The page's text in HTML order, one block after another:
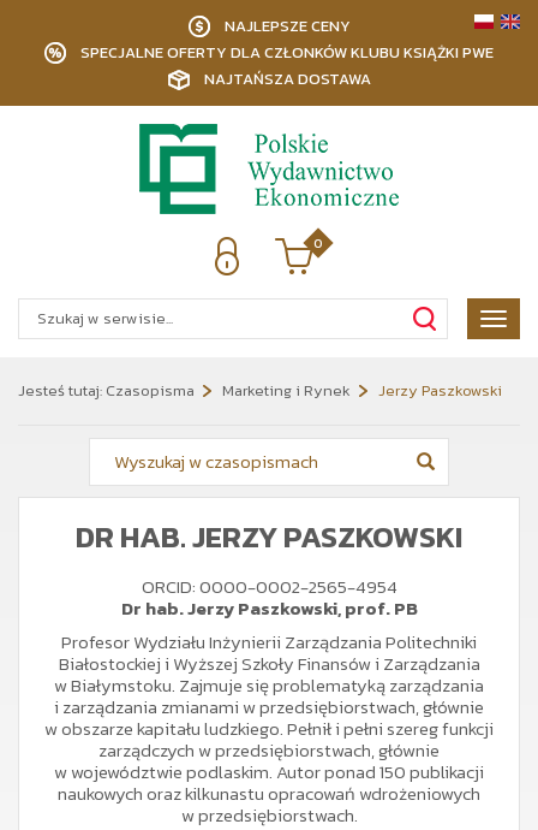
NAJLEPSZE CENY
SPECJALNE OFERTY DLA CZŁONKÓW KLUBU KSIĄŻKI PWE
NAJTAŃSZA DOSTAWA
0
Pokaż
menu
Jesteś tutaj: Czasopisma Marketing i Rynek Jerzy Paszkowski
DR HAB. JERZY PASZKOWSKI
ORCID: 0000-0002-2565-4954
Dr hab. Jerzy Paszkowski, prof. PB
Profesor Wydziału Inżynierii Zarządzania Politechniki
Białostockiej i Wyższej Szkoły Finansów i Zarządzania
w Białymstoku. Zajmuje się problematyką zarządzania
i zarządzania zmianami w przedsiębiorstwach, głównie
w obszarze kapitału ludzkiego. Pełnił i pełni szereg funkcji
zarządczych w przedsiębiorstwach, głównie
w województwie podlaskim. Autor ponad 150 publikacji
naukowych oraz kilkunastu opracowań wdrożeniowych
w przedsiębiorstwach.